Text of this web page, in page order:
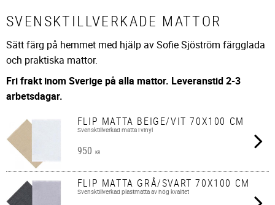
SVENSKTILLVERKADE MATTOR
Sätt färg på hemmet med hjälp av Sofie Sjöström färgglada
och praktiska mattor.
Fri frakt inom Sverige på alla mattor. Leveranstid 2-3
arbetsdagar.
FLIP MATTA BEIGE/VIT 70X100 CM
Svensktillverkad matta i vinyl
950 KR
FLIP MATTA GRÅ/SVART 70X100 CM
Svensktillverkad plastmatta av hög kvalitet